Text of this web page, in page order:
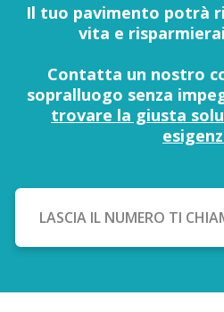
Il tuo pavimento potrà
vita e
Contatta un nostro
sopralluogo senza
trovare la giusta
LASCIA IL NUMERO TI